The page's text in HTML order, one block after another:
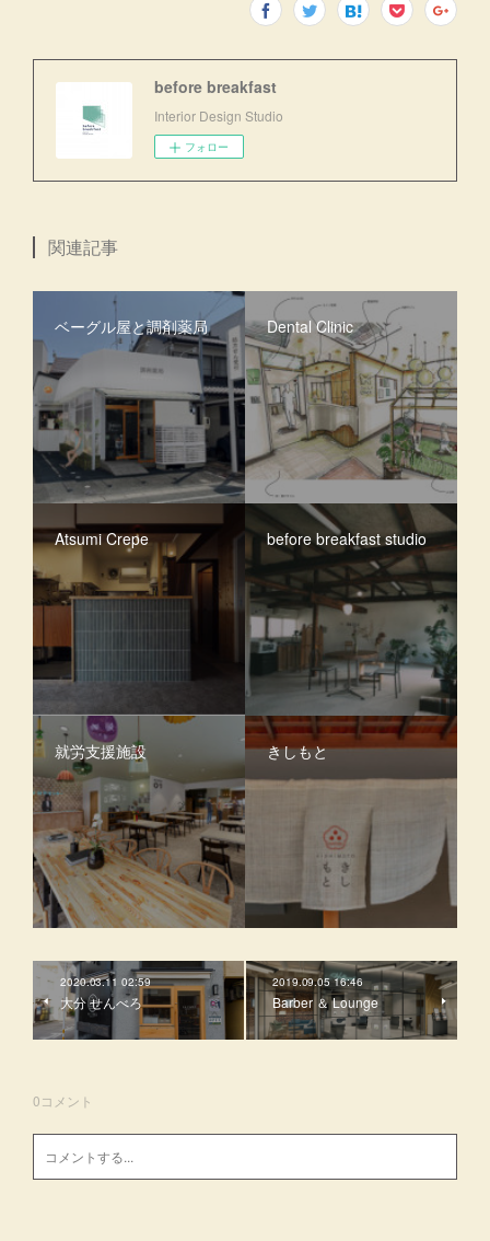
before breakfast
Interior Design Studio
フォロー
関連記事
ベーグル屋と調剤薬局 Dental Clinic
Atsumi Crepe before breakfast studio
就労支援施設 きしもと
2020.03.11 02:59
大分 せんべろ
2019.09.05 16:46
Barber ＆ Lounge
0コメント